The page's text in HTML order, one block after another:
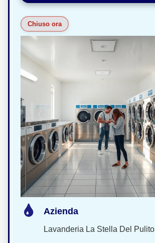
Chiuso ora
Azienda
Lavanderia La Stella Del Pulito